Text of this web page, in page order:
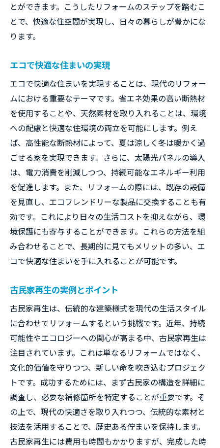
とができます。こうしたリフォームのステップを踏むこ
とで、快適な住空間が実現し、日々の暮らしが豊かにな
ります。
エコで快適な住まいの実現
エコで快適な住まいを実現することは、現代のリフォー
ムにおける重要なテーマです。省エネ効果の高い断熱材
を使用することや、天然素材を取り入れることは、環境
への配慮と快適な住環境の両立を可能にします。例え
ば、高性能な断熱材によって、夏は涼しく冬は暖かく過
ごせる家を実現できます。さらに、太陽光パネルの導入
は、電力消費を削減しつつ、持続可能なエネルギー利用
を促進します。また、リフォームの際には、既存の設備
を見直し、エコフレンドリーな製品に交換することも有
効です。これにより日々の生活コストを抑えながら、環
境保護にも寄与することができます。これらの方法を組
み合わせることで、長期的に見てもメリットの多い、エ
コで快適な住まいを手に入れることが可能です。
古民家再生の実例とポイント
古民家再生は、伝統的な建築様式を現代の生活スタイル
に合わせてリフォームするという挑戦です。近年、持続
可能性やエコロジーへの関心が高まる中、古民家再生は
注目されています。これは単なるリフォームではなく、
文化的価値を守りつつ、新しい命を吹き込むプロジェク
トです。成功するためには、まず古民家の構造を詳細に
調査し、必要な補修箇所を特定することが重要です。そ
の上で、現代の快適さを取り入れつつ、伝統的な素材と
技法を活用することで、歴史ある佇まいを保持します。
古民家再生には費用も時間もかかりますが、完成した時